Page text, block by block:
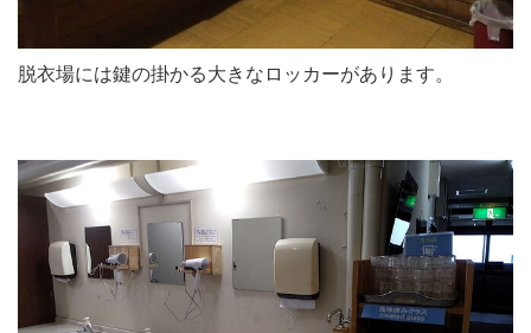
脱衣場には鍵の掛かる大きなロッカーがあります。